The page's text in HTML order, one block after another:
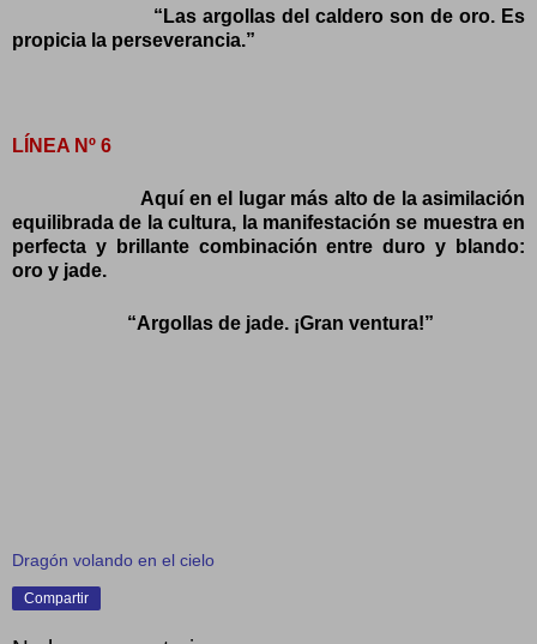
“Las argollas del caldero son de oro. Es
propicia la perseverancia.”
LÍNEA Nº 6
Aquí en el lugar más alto de la asimilación
equilibrada de la cultura, la manifestación se muestra en
perfecta y brillante combinación entre duro y blando:
oro y jade.
“Argollas de jade. ¡Gran ventura!”
Dragón volando en el cielo
Compartir